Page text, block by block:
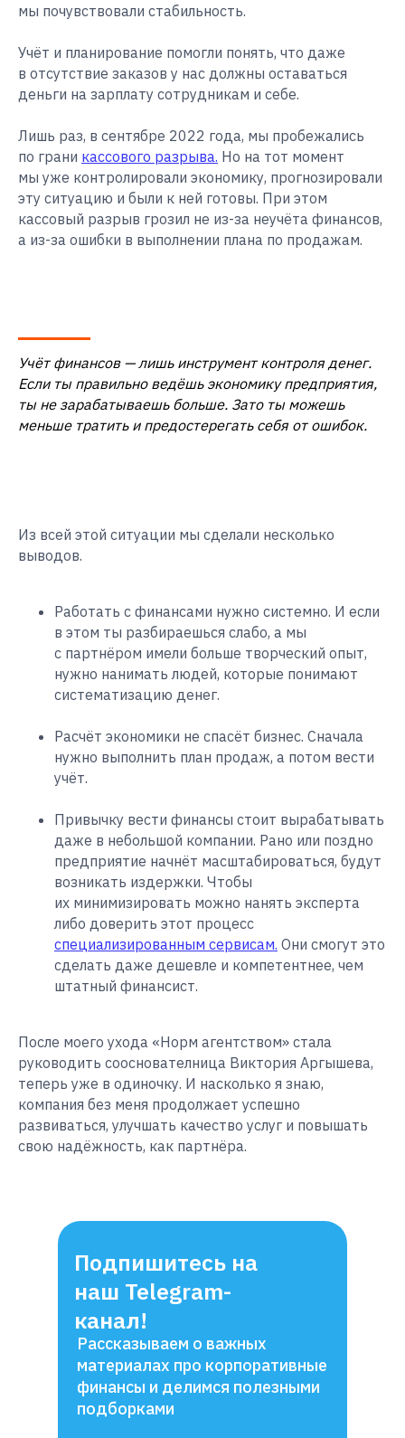
мы почувствовали стабильность.
Учёт и планирование помогли понять, что даже
в отсутствие заказов у нас должны оставаться
деньги на зарплату сотрудникам и себе.
Лишь раз, в сентябре 2022 года, мы пробежались
по грани кассового разрыва. Но на тот момент
мы уже контролировали экономику, прогнозировали
эту ситуацию и были к ней готовы. При этом
кассовый разрыв грозил не из-за неучёта финансов,
а из-за ошибки в выполнении плана по продажам.
Учёт финансов — лишь инструмент контроля денег.
Если ты правильно ведёшь экономику предприятия,
ты не зарабатываешь больше. Зато ты можешь
меньше тратить и предостерегать себя от ошибок.
Из всей этой ситуации мы сделали несколько
выводов.
Работать с финансами нужно системно. И если
в этом ты разбираешься слабо, а мы
с партнёром имели больше творческий опыт,
нужно нанимать людей, которые понимают
систематизацию денег.
Расчёт экономики не спасёт бизнес. Сначала
нужно выполнить план продаж, а потом вести
учёт.
Привычку вести финансы стоит вырабатывать
даже в небольшой компании. Рано или поздно
предприятие начнёт масштабироваться, будут
возникать издержки. Чтобы
их минимизировать можно нанять эксперта
либо доверить этот процесс
специализированным сервисам. Они смогут это
сделать даже дешевле и компетентнее, чем
штатный финансист.
После моего ухода «Норм агентством» стала
руководить сооснователница Виктория Аргышева,
теперь уже в одиночку. И насколько я знаю,
компания без меня продолжает успешно
развиваться, улучшать качество услуг и повышать
свою надёжность, как партнёра.
Подпишитесь на
наш Telegram-
канал!
Рассказываем о важных
материалах про корпоративные
финансы и делимся полезными
подборками